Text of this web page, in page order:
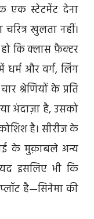
एक स्टेटमेंट देना
खुलता नहीं।
कि क्लास फ़ैक्टर
धर्म और वर्ग, लिंग
श्रेणियों के प्रति
अंदाज़ा है, उसको
है। सीरीज के
के मुक़ाबले अन्य
इसलिए भी कि
प्लॉट है—सिनेमा की